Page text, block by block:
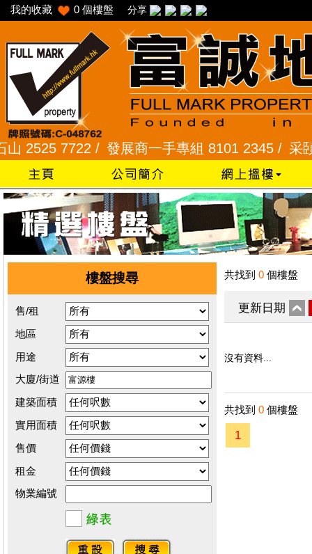
我的收藏 0 個樓盤 分享
7722 /發展商一手專組 8101 2345 /采頣花
樓盤搜尋
售/租
地區
用途
大廈/街道
建築面積
實用面積
售價
租金
物業編號
共找到 0 個樓盤
更新日期
沒有資料...
共找到 0 個樓盤
1